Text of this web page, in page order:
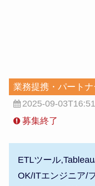
業務提携・パートナ
2025-09-
募集終了
ETLツール
OK/ITエンジニア/